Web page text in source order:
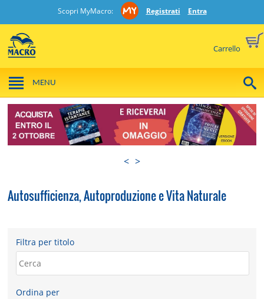
Scopri MyMacro: Registrati Entra
Carrello
MENU
< >
Autosufficienza, Autoproduzione e Vita Naturale
Filtra per titolo
Ordina per